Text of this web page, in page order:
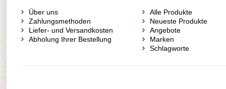
Über uns
Zahlungsmethoden
Liefer- und Versandkosten
Abholung Ihrer Bestellung
Alle Produkte
Neueste Produkte
Angebote
Marken
Schlagworte